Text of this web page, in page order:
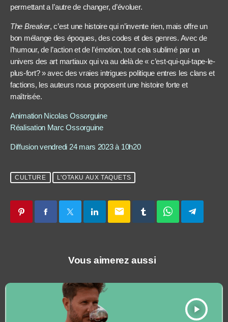
permettant a l’autre de changer, d’évoluer.
The Breaker, c’est une histoire qui n’invente rien, mais offre un
bon mélange des époques, des codes et des genres. Avec de
l’humour, de l’action et de l’émotion, tout cela sublimé par un
univers des art martiaux qui va au delà de « c’est-qui-qui-tape-le-
plus-fort? » avec des vraies intrigues politique entres les clans et
factions, les auteurs nous proposent une histoire forte et
maîtrisée.
Animation Nicolas Ossorguine
Réalisation Marc Ossorguine
Diffusion vendredi 24 mars 2023 à 10h20
CULTURE L'OTAKU AUX TAQUETS
email
Vous aimerez aussi
play_arrow